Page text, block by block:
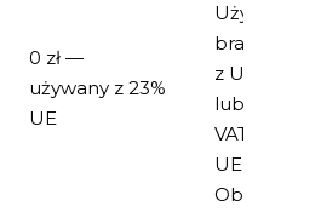
0 zł —
używany z
UE
23%
Używany z
brak VAT.
z UE (<6
lub <6000
VAT 23%.
UE: VAT